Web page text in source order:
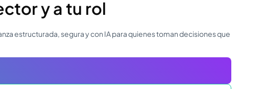
y a tu rol
estructurada, segura y con IA para quienes toman decisiones que